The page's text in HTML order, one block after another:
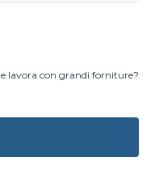
lavora con grandi forniture?